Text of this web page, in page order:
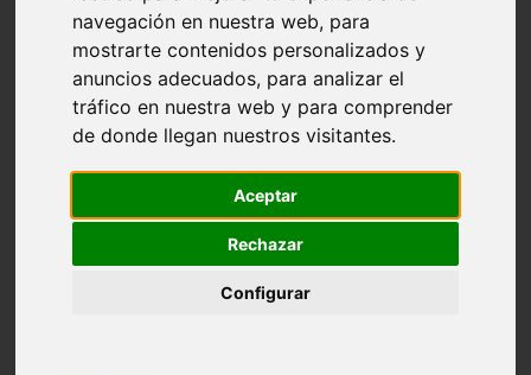
navegación en nuestra web, para
mostrarte contenidos personalizados y
anuncios adecuados, para analizar el
tráfico en nuestra web y para comprender
de donde llegan nuestros visitantes.
Aceptar
Rechazar
Configurar
billy joel
bob marley
bruno mars
calvin harris
cardi b
celine dion
cheat codes